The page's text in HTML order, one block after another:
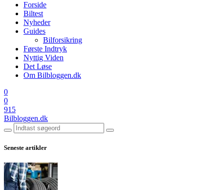
Forside
Biltest
Nyheder
Guides
Bilforsikring
Første Indtryk
Nyttig Viden
Det Løse
Om Bilbloggen.dk
0
0
915
Bilbloggen.dk
Seneste artikler